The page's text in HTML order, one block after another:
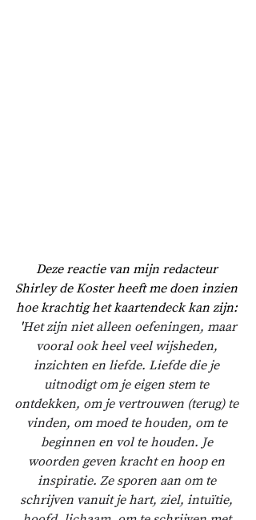
Deze reactie van mijn redacteur
Shirley de Koster heeft me doen inzien
hoe krachtig het kaartendeck kan zijn:
Het zijn niet alleen oefeningen, maar
vooral ook heel veel wijsheden,
inzichten en liefde. Liefde die je
uitnodigt om je eigen stem te
ontdekken, om je vertrouwen (terug) te
vinden, om moed te houden, om te
beginnen en vol te houden. Je
woorden geven kracht en hoop en
inspiratie. Ze sporen aan om te
schrijven vanuit je hart, ziel, intuïtie,